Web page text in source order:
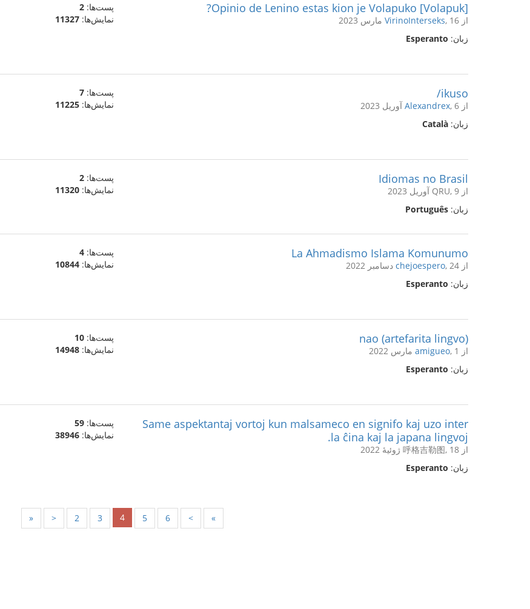
[Volapuk] Opinio de Lenino estas kion je Volapuko?
از VirinoInterseks, 16 مارس 2023
زبان: Esperanto
پست‌ها: 2
نمایش‌ها: 11327
ikuso/
از Alexandrex, 6 آوریل 2023
زبان: Català
پست‌ها: 7
نمایش‌ها: 11225
Idiomas no Brasil
از QRU, 9 آوریل 2023
زبان: Português
پست‌ها: 2
نمایش‌ها: 11320
La Ahmadismo Islama Komunumo
از chejoespero, 24 دسامبر 2022
زبان: Esperanto
پست‌ها: 4
نمایش‌ها: 10844
nao (artefarita lingvo)
از amigueo, 1 مارس 2022
زبان: Esperanto
پست‌ها: 10
نمایش‌ها: 14948
Same aspektantaj vortoj kun malsameco en signifo kaj uzo inter
la ĉina kaj la japana lingvoj.
از 呼格吉勒图, 18 ژوئیهٔ 2022
زبان: Esperanto
پست‌ها: 59
نمایش‌ها: 38946
« < 2 3 4 5 6 > »